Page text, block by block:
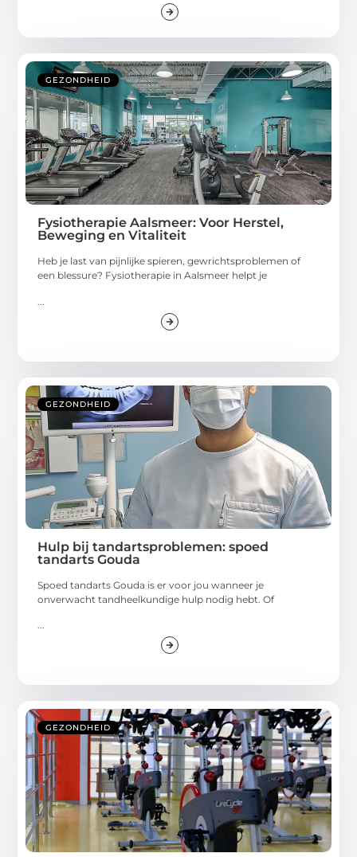
GEZONDHEID
Fysiotherapie Aalsmeer: Voor Herstel,
Beweging en Vitaliteit
Heb je last van pijnlijke spieren, gewrichtsproblemen of
een blessure? Fysiotherapie in Aalsmeer helpt je
GEZONDHEID
Hulp bij tandartsproblemen: spoed
tandarts Gouda
Spoed tandarts Gouda is er voor jou wanneer je
onverwacht tandheelkundige hulp nodig hebt. Of
...
GEZONDHEID